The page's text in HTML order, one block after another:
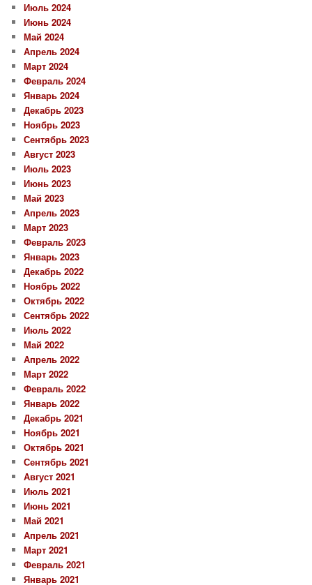
Июль 2024
Июнь 2024
Май 2024
Апрель 2024
Март 2024
Февраль 2024
Январь 2024
Декабрь 2023
Ноябрь 2023
Сентябрь 2023
Август 2023
Июль 2023
Июнь 2023
Май 2023
Апрель 2023
Март 2023
Февраль 2023
Январь 2023
Декабрь 2022
Ноябрь 2022
Октябрь 2022
Сентябрь 2022
Июль 2022
Май 2022
Апрель 2022
Март 2022
Февраль 2022
Январь 2022
Декабрь 2021
Ноябрь 2021
Октябрь 2021
Сентябрь 2021
Август 2021
Июль 2021
Июнь 2021
Май 2021
Апрель 2021
Март 2021
Февраль 2021
Январь 2021